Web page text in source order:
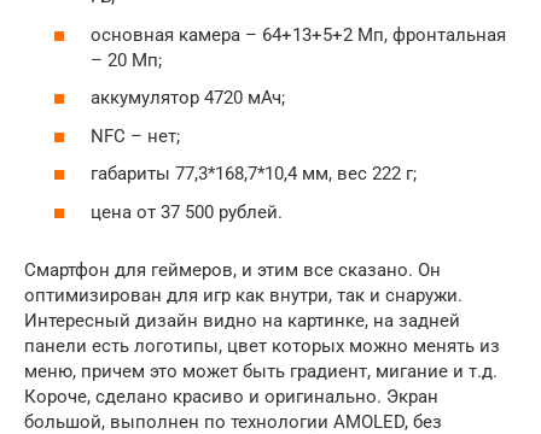
основная камера – 64+13+5+2 Мп, фронтальная
– 20 Мп;
аккумулятор 4720 мАч;
NFC – нет;
габариты 77,3*168,7*10,4 мм, вес 222 г;
цена от 37 500 рублей.
Смартфон для геймеров, и этим все сказано. Он
оптимизирован для игр как внутри, так и снаружи.
Интересный дизайн видно на картинке, на задней
панели есть логотипы, цвет которых можно менять из
меню, причем это может быть градиент, мигание и т.д.
Короче, сделано красиво и оригинально. Экран
большой, выполнен по технологии AMOLED, без